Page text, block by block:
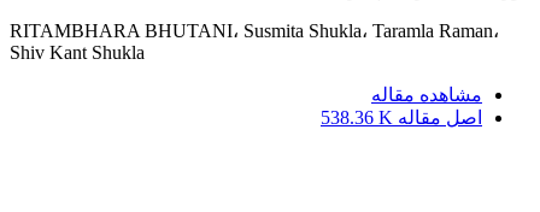
RITAMBHARA BHUTANI، Susmita Shukla، Taramla Raman،
Shiv Kant Shukla
مشاهده مقاله
اصل مقاله 538.36 K